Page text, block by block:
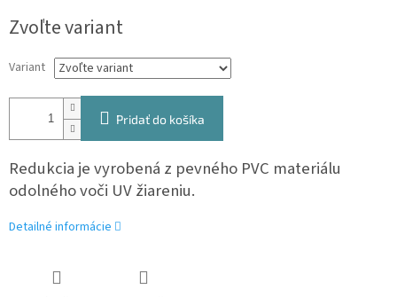
cena:
Zvoľte variant
Variant
Pridať do košíka
Redukcia je vyrobená z pevného PVC materiálu
odolného voči UV žiareniu.
Detailné informácie